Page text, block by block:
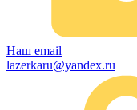
Наш email
lazerkaru@yandex.ru